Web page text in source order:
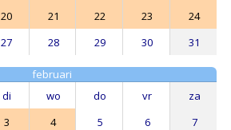
20 21 22 23
24
27 28 29 30 31
februari
di wo do vr
za
3 4 5 6
7